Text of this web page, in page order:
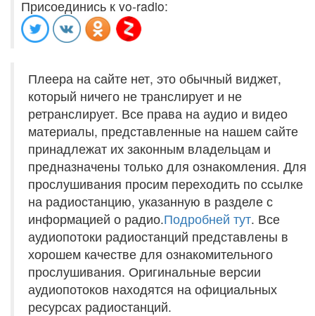
Присоединись к vo-radio:
Плеера на сайте нет, это обычный виджет,
который ничего не транслирует и не
ретранслирует. Все права на аудио и видео
материалы, представленные на нашем сайте
принадлежат их законным владельцам и
предназначены только для ознакомления. Для
прослушивания просим переходить по ссылке
на радиостанцию, указанную в разделе с
информацией о радио.Подробней тут. Все
аудиопотоки радиостанций представлены в
хорошем качестве для ознакомительного
прослушивания. Оригинальные версии
аудиопотоков находятся на официальных
ресурсах радиостанций.